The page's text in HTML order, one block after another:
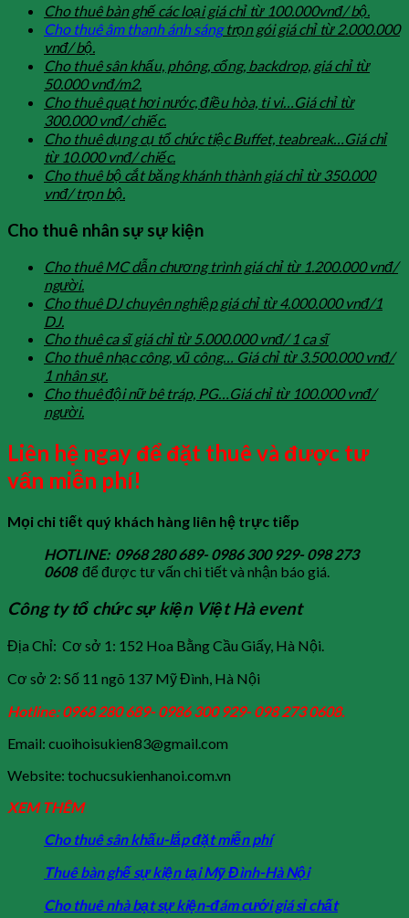
Cho thuê bàn ghế các loại giá chỉ từ 100.000vnđ/ bộ.
Cho thuê âm thanh ánh sángtrọn gói giá chỉ từ 2.000.000
vnđ/ bộ.
Cho thuê sân khấu, phông, cổng, backdrop, giá chỉ từ
50.000 vnđ/m2.
Cho thuê quạt hơi nước, điều hòa, ti vi…Giá chỉ từ
300.000 vnđ/ chiếc.
Cho thuê dụng cụ tổ chức tiệc Buffet, teabreak…Giá chỉ
từ 10.000 vnđ/ chiếc.
Cho thuê bộ cắt băng khánh thành giá chỉ từ 350.000
vnđ/ trọn bộ.
Cho thuê nhân sự sự kiện
Cho thuê MC dẫn chương trình giá chỉ từ 1.200.000 vnđ/
người.
Cho thuê DJ chuyên nghiệp giá chỉ từ 4.000.000 vnđ/1
DJ.
Cho thuê ca sĩ giá chỉ từ 5.000.000 vnđ/ 1 ca sĩ
Cho thuê nhạc công, vũ công… Giá chỉ từ 3.500.000 vnđ/
1 nhân sự.
Cho thuê đội nữ bê tráp, PG…Giá chỉ từ 100.000 vnđ/
người.
Liên hệ ngay để đặt thuê và được tư
vấn miễn phí!
Mọi chi tiết quý khách hàng liên hệ trực tiếp
HOTLINE: 0968 280 689- 0986 300 929- 098 273
0608 để được tư vấn chi tiết và nhận báo giá.
Công ty tổ chức sự kiện Việt Hà event
Địa Chỉ: Cơ sở 1: 152 Hoa Bằng Cầu Giấy, Hà Nội.
Cơ sở 2: Số 11 ngõ 137 Mỹ Đình, Hà Nội
Hotline: 0968 280 689- 0986 300 929- 098 273 0608.
Email: cuoihoisukien83@gmail.com
Website: tochucsukienhanoi.com.vn
XEM THÊM
Cho thuê sân khấu-lắp đặt miễn phí
Thuê bàn ghế sự kiện tại Mỹ Đình-Hà Nội
Cho thuê nhà bạt sự kiện-đám cưới giá sỉ chất